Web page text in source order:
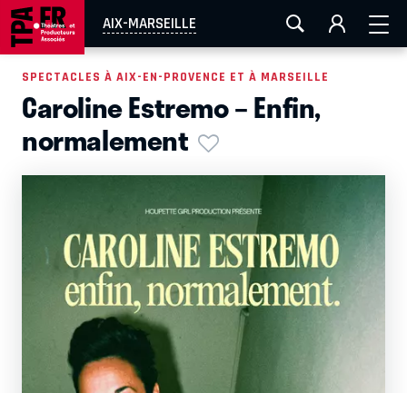
AIX-MARSEILLE
AIX-MARSEILLE AURAY LA ROCHELLE
EN TOURNÉE
SPECTACLES À AIX-EN-PROVENCE ET À MARSEILLE
Caroline Estremo – Enfin,
normalement